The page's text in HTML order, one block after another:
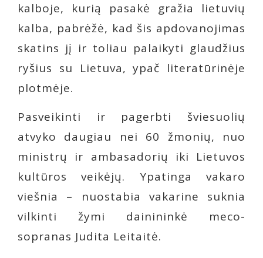
kalboje, kurią pasakė gražia lietuvių
kalba, pabrėžė, kad šis apdovanojimas
skatins jį ir toliau palaikyti glaudžius
ryšius su Lietuva, ypač literatūrinėje
plotmėje.
Pasveikinti ir pagerbti šviesuolių
atvyko daugiau nei 60 žmonių, nuo
ministrų ir ambasadorių iki Lietuvos
kultūros veikėjų. Ypatinga vakaro
viešnia – nuostabia vakarine suknia
vilkinti žymi dainininkė meco-
sopranas Judita Leitaitė.